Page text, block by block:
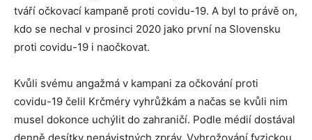
tváří očkovací kampaně proti covidu-19. A byl to právě on,
kdo se nechal v prosinci 2020 jako první na Slovensku
proti covidu-19 i naočkovat.
Kvůli svému angažmá v kampani za očkování proti
covidu-19 čelil Krčméry vyhrůžkám a načas se kvůli nim
musel dokonce uchýlit do zahraničí. Podle médií dostával